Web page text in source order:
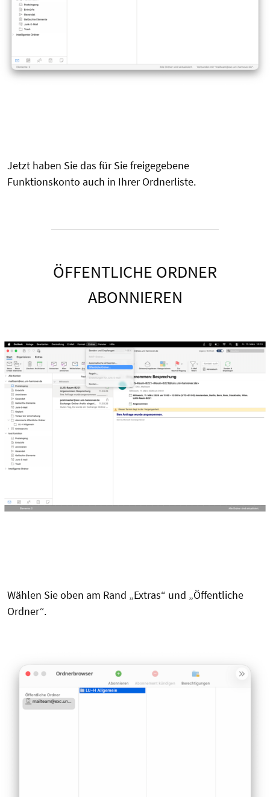
Jetzt haben Sie das für Sie freigegebene
Funktionskonto auch in Ihrer Ordnerliste.
ÖFFENTLICHE ORDNER
ABONNIEREN
Wählen Sie oben am Rand „Extras“ und „Öffentliche
Ordner“.